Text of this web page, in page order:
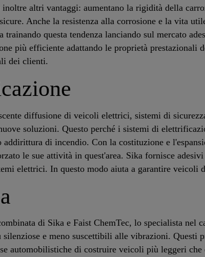
inoltre altri vantaggi: aumentano la rigidità della
Anche la resistenza alla corrosione e la vita
trainando questa tendenza lanciando sul mercato
più efficiente adattando le proprietà prestazionali
dei clienti.
diffusione di veicoli elettrici, sistemi di
soluzioni. Questo perché i sistemi di
addirittura di incendio. Con la costituzione e
le sue attività in quest'area. Sika fornisce
elettrici. In questo modo aiuta a garantire
di Sika e Faist ChemTec, lo specialista nel
silenziose e meno suscettibili alle vibrazioni. Questi
automobilistiche di costruire veicoli più leggeri